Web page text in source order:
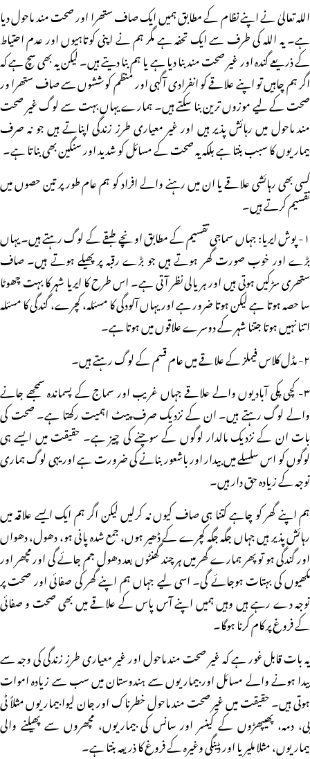
اللہ تعالیٰ نے اپنے نظام کے مطابق ہمیں ایک صاف ستھرا اور صحت مند ماحول دیا
ہے۔ یہ اللہ کی طرف سے ایک تحفہ ہے مگر ہم نے اپنی کوتاہیوں اور عدم احتیاط
کے ذریعے گندہ اور غیر صحت مند بنا دیا ہے یا ہم بنا دیتے ہیں۔ لیکن یہ بھی سچ ہے کہ
اگر ہم چاہیں تو اپنے علاقے کو انفرادی آگہی اور منظم کوششوں سے صاف ستھرا ور
صحت کے لیے موزوں ترین بنا سکتے ہیں۔ ہمارے یہاں بہت سے لوگ غیر صحت
مند ماحول میں رہائش پذیر ہیں اور غیر معیاری طرزِ زندگی اپناتے ہیں جو نہ صرف
بیماریوں کا سبب بنتا ہے بلکہ یہ صحت کے مسائل کو شدید اور سنگین بھی بناتا ہے۔
کسی بھی رہائشی علاقے یا ان میں رہنے والے افراد کو ہم عام طور پر تین حصوں میں
تقسیم کرتے ہیں۔
۱- پوش ایریا: جہاں سماجی تقسیم کے مطابق اونچے طبقے کے لوگ رہتے ہیں۔ یہاں
بڑے اور خوب صورت گھر ہوتے ہیں جو بڑے رقبہ پر پھیلے ہوتے ہیں۔ صاف
ستھری سڑکیں ہوتی ہیں اور ہریالی نظر آتی ہے۔ اس طرح کا ایریا شہر کا بہت چھوٹا
سا حصہ ہوتا ہے لیکن ہوتا ضرور ہے اور یہاں آلودگی کا مسئلہ، کچرے، گندگی کا مسئلہ
اتنا نہیں ہوتا جتنا شہر کے دوسرے علاقوں میں ہوتا ہے۔
۲- مڈل کلاس فیملز کے علاقے میں عام قسم کے لوگ رہتے ہیں۔
۳- کچی پکی آبادیوں والے علاقے جہاں غریب اور سماج کے پسماندہ سمجھے جانے
والے لوگ رہتے ہیں۔ ان کے نزدیک صرف پیٹ اہمیت رکھتا ہے۔ صحت کی
بات ان کے نزدیک مالدار لوگوں کے سوچنے کی چیز ہے۔ حقیقت میں ایسے ہی
لوگوں کو اس سلسلے میں بیدار اور باشعور بنانے کی ضرورت ہے اور یہی لوگ ہماری
توجہ کے زیادہ حق دار ہیں۔
ہم اپنے گھر کو چاہے کتنا ہی صاف کیوں نہ کرلیں لیکن اگر ہم ایک ایسے علاقہ میں
رہائش پذیر ہیں جہاں جگہ جگہ کچرے کے ڈھیر ہوں، جمع شدہ پانی ہو، دھول، دھواں
اور گندگی ہو تو پھر ہمارے گھر میں ہر چند گھنٹوں بعد دھول جم جائے گی اور مچھر اور
مکھیوں کی بہتات ہوجائے گی۔ اسی لیے جہاں ہم اپنے گھر کی صفائی اور صحت پر
توجہ دے رہے ہیں وہیں ہمیں اپنے آس پاس کے علاقے میں بھی صحت و صفائی
کے فروغ پر کام کرنا ہوگا۔
یہ بات قابل غور ہے کہ غیر صحت مند ماحول اور غیر معیاری طرزِ زندگی کی وجہ سے
پیدا ہونے والے مسائل اور بیماریوں سے ہندوستان میں سب سے زیادہ اموات
ہوتی ہیں۔ حقیقت میں غیر صحت مند ماحول خطرناک اور جان لیوا بیماریوں مثلاً ٹی
بی، دمہ، پھیپھڑوں کے کینسر اور سانس کی بیماریوں، مچھروں سے پھیلنے والی
بیماریوں، مثلا ملیریا اور ڈینگی وغیرہ کے فروغ کا ذریعہ بنتا ہے۔